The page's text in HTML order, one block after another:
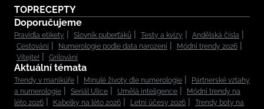
TOPRECEPTY
Doporučujeme
Pravidla etikety Slovník puberťáků Testy a kvízy
Andělská čísla
Cestování
Numerologie podle data narození
Módní trendy 2026
Vítejte!
Grilování
Aktuální témata
Trendy v manikúře Minulé životy dle numerologie
Partnerské vztahy
a numerologie
Seriál Ulice Umělá inteligence
Módní trendy na
léto 2026
Kabelky na léto 2026 Letní účesy 2026
Trendy boty na